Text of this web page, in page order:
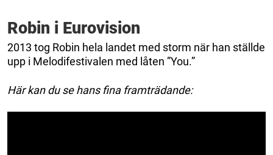
Robin i Eurovision
2013 tog Robin hela landet med storm när han ställde
upp i Melodifestivalen med låten ”You.”
Här kan du se hans fina framträdande: